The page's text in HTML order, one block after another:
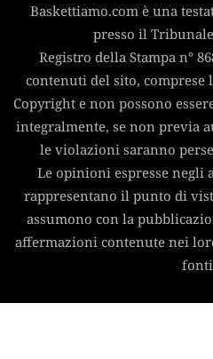
Baskettiamo.com è una
presso il Tribunale
Registro della Stampa n°
contenuti del sito, comprese
Copyright e non possono
integralmente, se non previa
le violazioni saranno
Le opinioni espresse negli
rappresentano il punto di
assumono con la
affermazioni contenute nei